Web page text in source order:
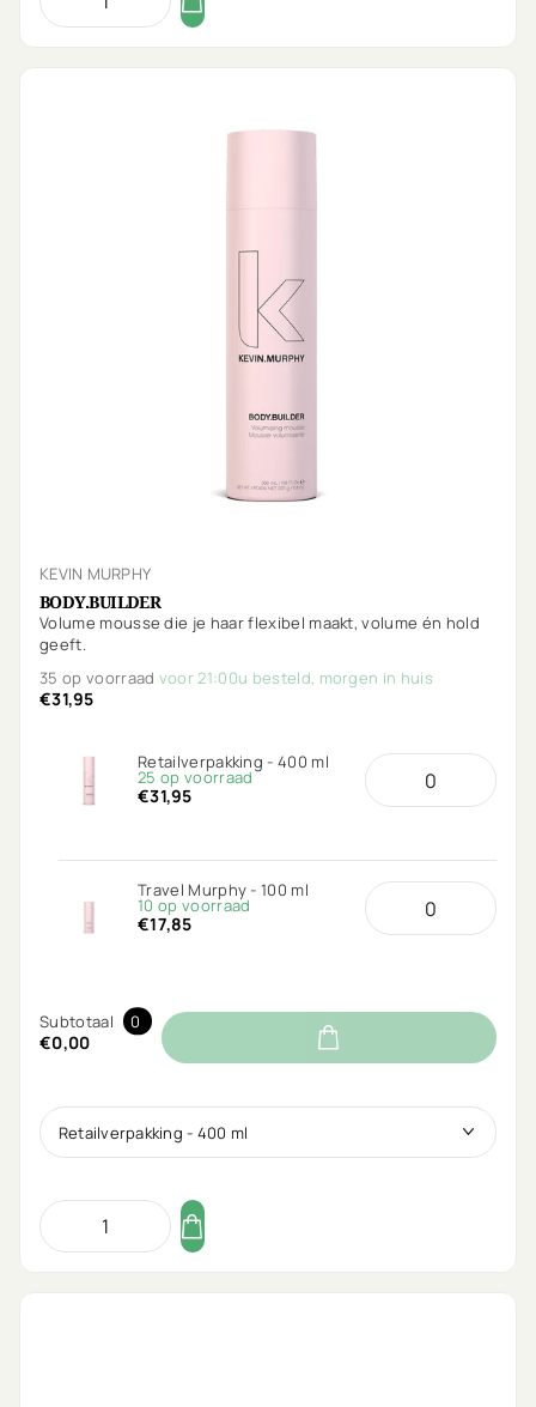
KEVIN MURPHY
BODY.BUILDER
Volume mousse die je haar flexibel maakt, volume én hold
geeft.
35 op voorraad voor 21:00u besteld, morgen in huis
€31,95
Retailverpakking - 400 ml
25 op voorraad
€31,95
Travel Murphy - 100 ml
10 op voorraad
€17,85
Subtotaal 0
€0,00